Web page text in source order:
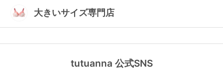
大きいサイズ専門店
tutuanna 公式SNS